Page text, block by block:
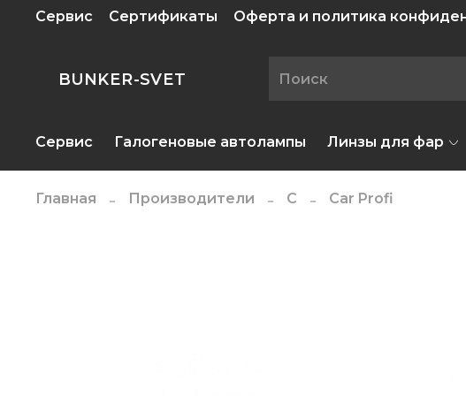
Сервис Сертификаты Оферта и политика
BUNKER-SVET
Сервис Галогеновые автолампы Линзы для фар
Главная Производители C Car Profi